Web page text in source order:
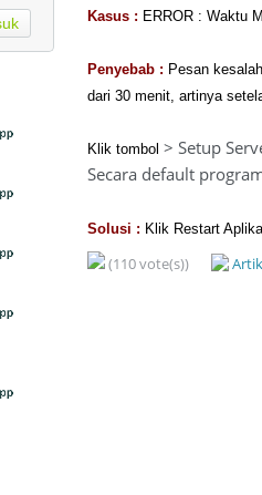
Kasus : ERROR : Waktu
Penyebab : Pesan
dari 30 menit, artinya
Klik tombol > Setup
Secara default
Solusi : Klik Restart
(110 vote(s))